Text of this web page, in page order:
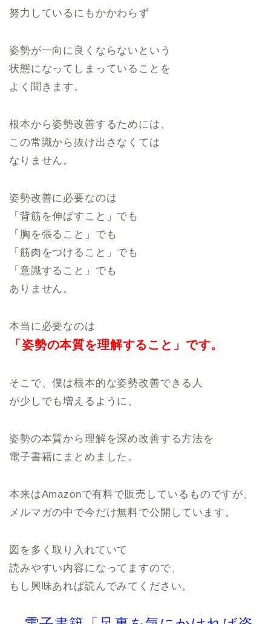
努力しているにもかかわらず
姿勢が一向に良くならないという
状態になってしまっていることを
よく聞きます。
根本から姿勢改善するためには、
この常識から抜け出さなくては
なりません。
姿勢改善に必要なのは
「背筋を伸ばすこと」でも
「胸を張ること」でも
「筋肉をつけること」でも
「意識すること」でも
ありません。
本当に必要なのは
「姿勢の本質を理解すること」です。
そこで、僕は根本的な姿勢改善できる人
が少しでも増えるように、
姿勢の本質から理解を深め改善する方法を
電子書籍にまとめました。
本来はAmazonで有料で販売しているものですが、
メルマガの中で今だけ無料で公開しています。
図を多く取り入れていて
読みやすい内容になってますので、
もし興味あれば読んでみてください。